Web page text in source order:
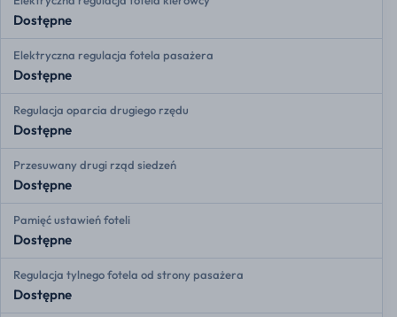
Dostępne
Elektryczna regulacja fotela pasażera
Dostępne
Regulacja oparcia drugiego rzędu
Dostępne
Przesuwany drugi rząd siedzeń
Dostępne
Pamięć ustawień foteli
Dostępne
Regulacja tylnego fotela od strony pasażera
Dostępne